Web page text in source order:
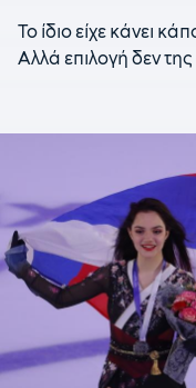
Το ίδιο είχε κάνει
Αλλά επιλογή δεν